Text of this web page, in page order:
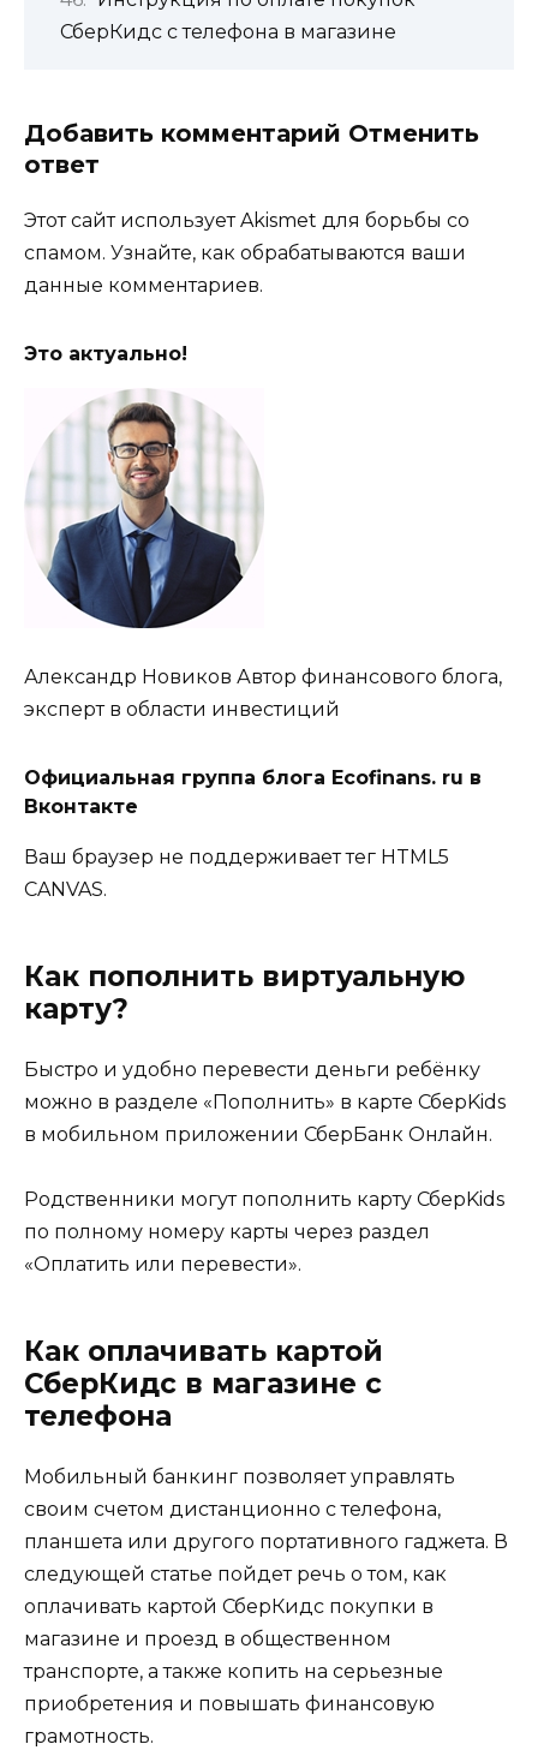
СберКидс с телефона в магазине
Добавить комментарий Отменить
ответ
Этот сайт использует Akismet для борьбы со
спамом. Узнайте, как обрабатываются ваши
данные комментариев.
Это актуально!
Александр Новиков Автор финансового блога,
эксперт в области инвестиций
Официальная группа блога Ecofinans. ru в
Вконтакте
Ваш браузер не поддерживает тег HTML5
CANVAS.
Как пополнить виртуальную
карту?
Быстро и удобно перевести деньги ребёнку
можно в разделе «Пополнить» в карте СберKids
в мобильном приложении СберБанк Онлайн.
Родственники могут пополнить карту СберKids
по полному номеру карты через раздел
«Оплатить или перевести».
Как оплачивать картой
СберКидс в магазине с
телефона
Мобильный банкинг позволяет управлять
своим счетом дистанционно с телефона,
планшета или другого портативного гаджета. В
следующей статье пойдет речь о том, как
оплачивать картой СберКидс покупки в
магазине и проезд в общественном
транспорте, а также копить на серьезные
приобретения и повышать финансовую
грамотность.